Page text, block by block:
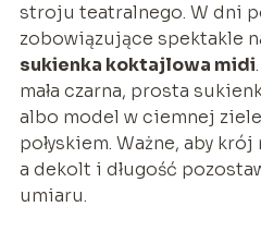
stroju teatralnego. W dni
zobowiązujące spektakle
sukienka koktajlowa midi
mała czarna, prosta
albo model w ciemnej
połyskiem. Ważne, aby krój
a dekolt i długość
umiaru.